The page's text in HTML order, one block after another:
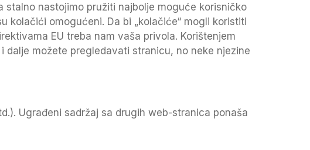
stalno nastojimo pružiti najbolje moguće korisničko
kolačići omogućeni. Da bi „kolačiće“ mogli koristiti
EU treba nam vaša privola. Korištenjem
možete pregledavati stranicu, no neke njezine
Ugrađeni sadržaj sa drugih web-stranica ponaša